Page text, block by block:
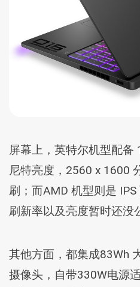
屏幕上，英特尔机型配备
尼特亮度，2560 x 1600
刷；而AMD 机型则是
刷新率以及亮度暂时还没
其他方面，都集成83Wh
摄像头，自带330W电源